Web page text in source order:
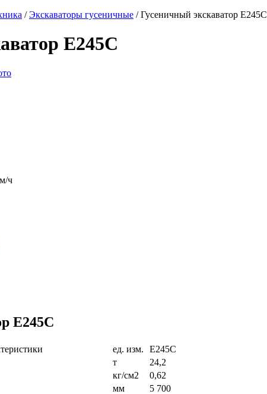
/Экскаваторы гусеничные /Гусеничный экскаватор E245C
E245C
ч
E245C
ед. изм.
E245C
т
24,2
кг/см2
0,62
мм
5 700